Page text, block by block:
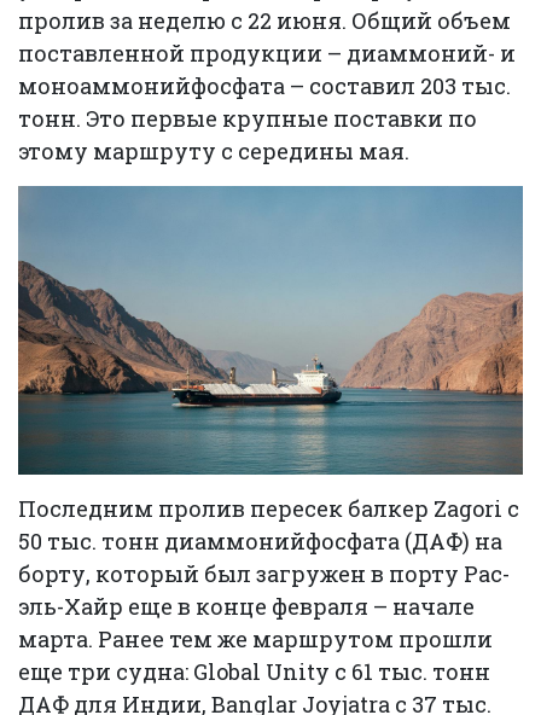
пролив за неделю с 22 июня. Общий объем
поставленной продукции – диаммоний- и
моноаммонийфосфата – составил 203 тыс.
тонн. Это первые крупные поставки по
этому маршруту с середины мая.
Последним пролив пересек балкер Zagori с
50 тыс. тонн диаммонийфосфата (ДАФ) на
борту, который был загружен в порту Рас-
эль-Хайр еще в конце февраля – начале
марта. Ранее тем же маршрутом прошли
еще три судна: Global Unity с 61 тыс. тонн
ДАФ для Индии, Banglar Joyjatra с 37 тыс.